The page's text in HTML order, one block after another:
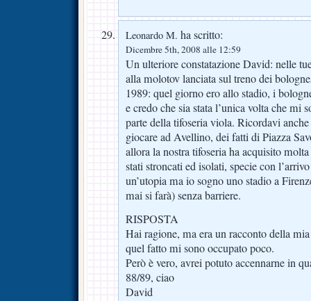
Leonardo M. ha scritto:
Dicembre 5th, 2008 alle 12:59
Un ulteriore constatazione David: nelle
alla molotov lanciata sul treno dei
1989: quel giorno ero allo stadio, i
e credo che sia stata l’unica volta che mi
parte della tifoseria viola. Ricordavi
giocare ad Avellino, dei fatti di Piazza
allora la nostra tifoseria ha acquisito
stati stroncati ed isolati, specie con
un’utopia ma io sogno uno stadio a
mai si farà) senza barriere.
RISPOSTA
Hai ragione, ma era un racconto della
quel fatto mi sono occupato poco.
Però è vero, avrei potuto accennarne in
88/89, ciao
David